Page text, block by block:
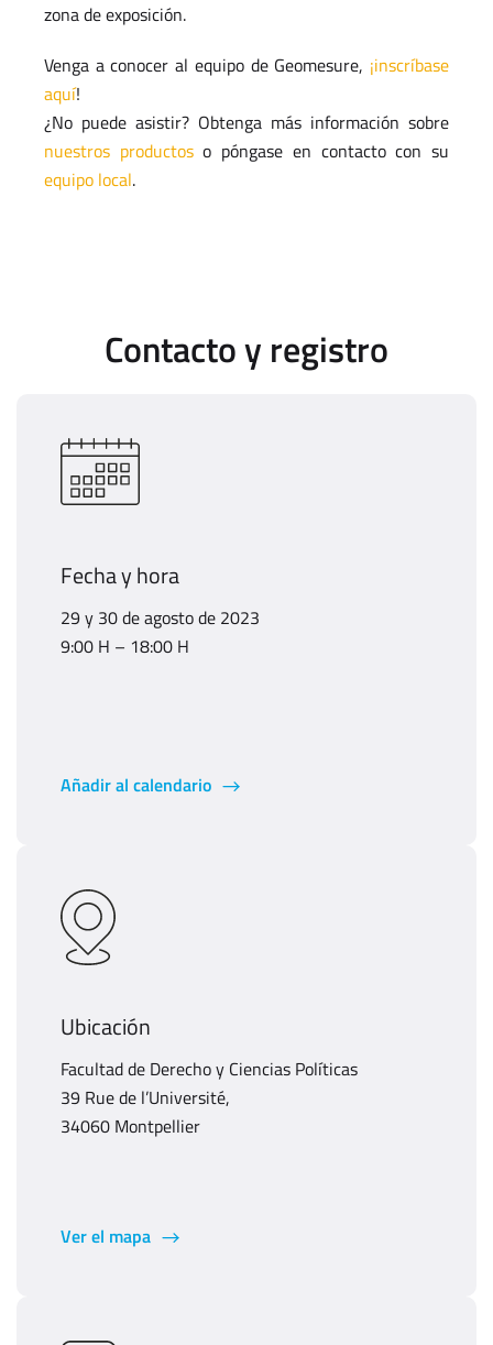
zona de exposición.
Venga a conocer al equipo de Geomesure, ¡inscríbase
aquí!
¿No puede asistir? Obtenga más información sobre
nuestros productoso póngase en contacto con su
equipo local.
Contacto y registro
Fecha y hora
29 y 30 de agosto de 2023
9:00 H – 18:00 H
Añadir al calendario
Ubicación
Facultad de Derecho y Ciencias Políticas
39 Rue de l’Université,
34060 Montpellier
Ver el mapa